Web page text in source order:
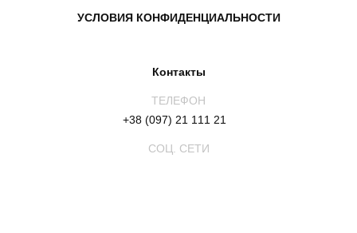
УСЛОВИЯ КОНФИДЕНЦИАЛЬНОСТИ
Контакты
ТЕЛЕФОН
+38 (097) 21 111 21
СОЦ. СЕТИ